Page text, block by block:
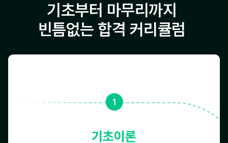
기초부터 마무리까지
빈틈없는 합격 커리큘럼